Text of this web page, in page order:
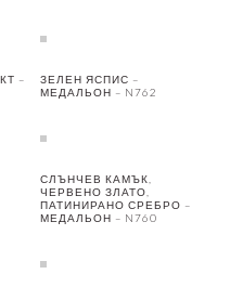
–
ЗЕЛЕН ЯСПИС –
МЕДАЛЬОН – N762
СЛЪНЧЕВ КАМЪК,
ЧЕРВЕНО ЗЛАТО,
ПАТИНИРАНО СРЕБРО –
МЕДАЛЬОН – N760